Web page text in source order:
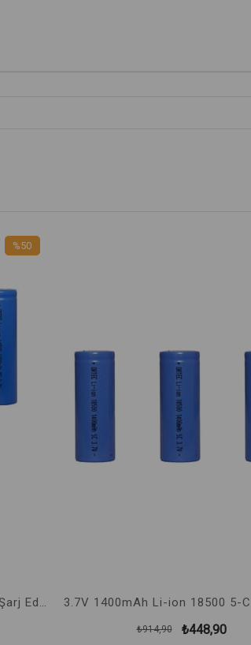
%51
₺299,90
₺509,90